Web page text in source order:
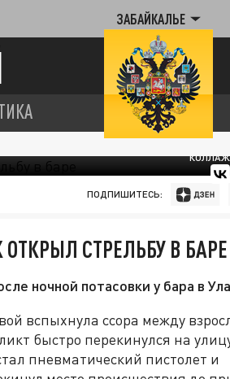
ЗАБАЙКАЛЬЕ
ПОДПИШИТЕСЬ:
ОТКРЫЛ СТРЕЛЬБУ В БАРЕ
ночной потасовки у бара в
вспыхнула ссора между
быстро перекинулся на
пневматический пистолет и